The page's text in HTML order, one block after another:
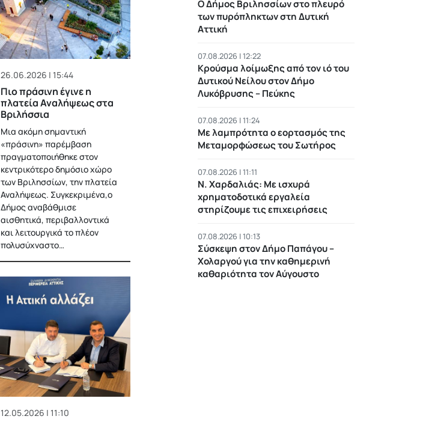
26.06.2026 | 15:44
Πιο πράσινη έγινε η
πλατεία Αναλήψεως στα
Βριλήσσια
Μια ακόμη σημαντική
«πράσινη» παρέμβαση
πραγματοποιήθηκε στον
κεντρικότερο δημόσιο χώρο
των Βριλησσίων, την πλατεία
Αναλήψεως. Συγκεκριμένα,o
Δήμος αναβάθμισε
αισθητικά, περιβαλλοντικά
και λειτουργικά το πλέον
πολυσύχναστο…
12.05.2026 | 11:10
Ο Δήμος Βριλησσίων στο πλευρό
των πυρόπληκτων στη Δυτική
Αττική
07.08.2026 | 12:22
Κρούσμα λοίμωξης από τον ιό του
Δυτικού Νείλου στον Δήμο
Λυκόβρυσης – Πεύκης
07.08.2026 | 11:24
Με λαμπρότητα ο εορτασμός της
Μεταμορφώσεως του Σωτήρος
07.08.2026 | 11:11
Ν. Χαρδαλιάς: Με ισχυρά
χρηματοδοτικά εργαλεία
στηρίζουμε τις επιχειρήσεις
07.08.2026 | 10:13
Σύσκεψη στον Δήμο Παπάγου –
Χολαργού για την καθημερινή
καθαριότητα τον Αύγουστο